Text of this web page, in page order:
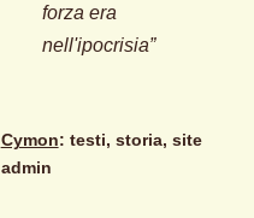
forza era
nell'ipocrisia”
Cymon: testi, storia, site
admin